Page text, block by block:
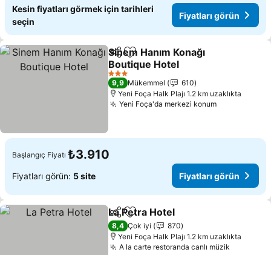
Kesin fiyatları görmek için tarihleri
seçin
Fiyatları görün
PaylaşFavorilerime ekle
Sinem Hanım Konağı
Boutique Hotel
Fiyatları görün
3 Yıldız
9,9 Mükemmel
610
Yeni Foça Halk Plajı 1.2 km uzaklıkta
Yeni Foça'da merkezi konumFiyatları
Başlangıç Fiyatı ₺3.910
Fiyatları görün: 5 site Fiyatları görün
PaylaşFavorilerime ekle
La Petra Hotel
8,4 Çok iyi
870
Yeni Foça Halk Plajı 1.2 km uzaklıkta
A la carte restoranda canlı müzik